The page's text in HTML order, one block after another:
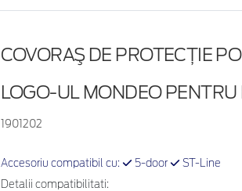
COVORAŞ DE PROTECŢIE
LOGO-UL MONDEO
1901202
Accesoriu compatibil cu: 5-door ST-Line
Detalii compatibilitati: